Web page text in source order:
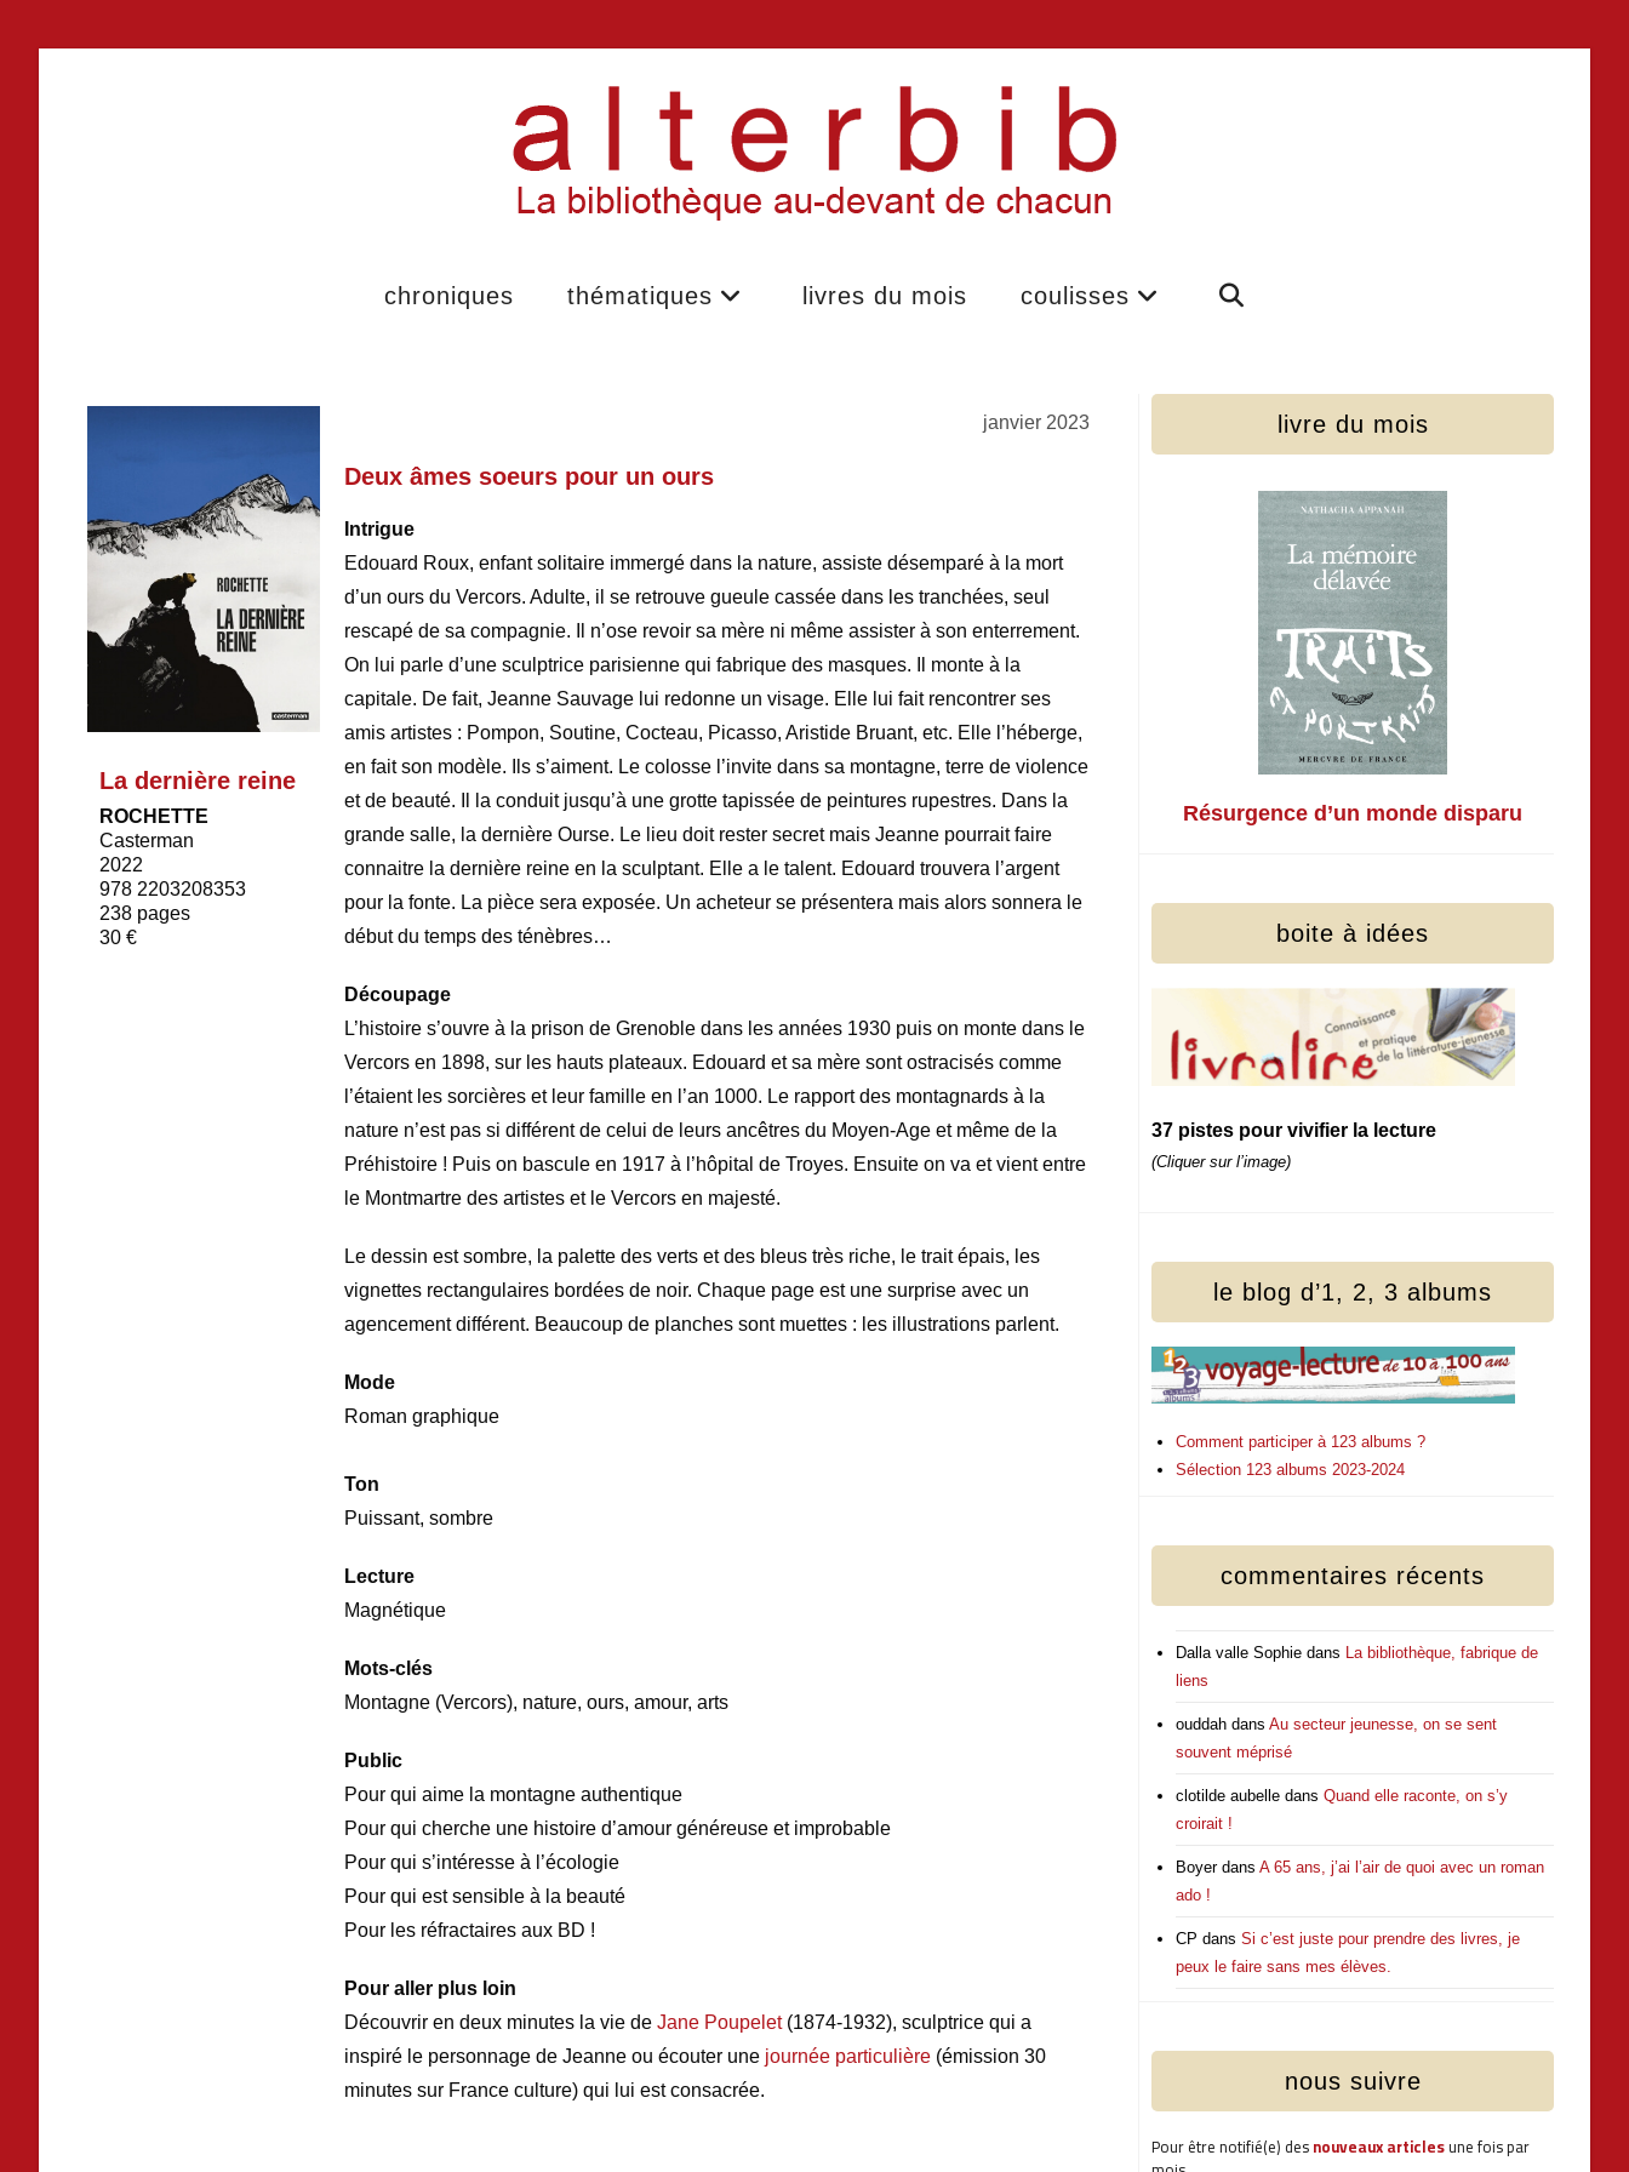
chroniques thématiques livres du mois coulisses
La dernière reine
ROCHETTE
Casterman
2022
978 2203208353
238 pages
30 €
janvier 2023
Deux âmes soeurs pour un ours
Intrigue
Edouard Roux, enfant solitaire immergé dans la nature, assiste désemparé à la mort
d’un ours du Vercors. Adulte, il se retrouve gueule cassée dans les tranchées, seul
rescapé de sa compagnie. Il n’ose revoir sa mère ni même assister à son enterrement.
On lui parle d’une sculptrice parisienne qui fabrique des masques. Il monte à la
capitale. De fait, Jeanne Sauvage lui redonne un visage. Elle lui fait rencontrer ses
amis artistes : Pompon, Soutine, Cocteau, Picasso, Aristide Bruant, etc. Elle l’héberge,
en fait son modèle. Ils s’aiment. Le colosse l’invite dans sa montagne, terre de violence
et de beauté. Il la conduit jusqu’à une grotte tapissée de peintures rupestres. Dans la
grande salle, la dernière Ourse. Le lieu doit rester secret mais Jeanne pourrait faire
connaitre la dernière reine en la sculptant. Elle a le talent. Edouard trouvera l’argent
pour la fonte. La pièce sera exposée. Un acheteur se présentera mais alors sonnera le
début du temps des ténèbres…
Découpage
L’histoire s’ouvre à la prison de Grenoble dans les années 1930 puis on monte dans le
Vercors en 1898, sur les hauts plateaux. Edouard et sa mère sont ostracisés comme
l’étaient les sorcières et leur famille en l’an 1000. Le rapport des montagnards à la
nature n’est pas si différent de celui de leurs ancêtres du Moyen-Age et même de la
Préhistoire ! Puis on bascule en 1917 à l’hôpital de Troyes. Ensuite on va et vient entre
le Montmartre des artistes et le Vercors en majesté.
Le dessin est sombre, la palette des verts et des bleus très riche, le trait épais, les
vignettes rectangulaires bordées de noir. Chaque page est une surprise avec un
agencement différent. Beaucoup de planches sont muettes : les illustrations parlent.
Mode
Roman graphique
Ton
Puissant, sombre
Lecture
Magnétique
Mots-clés
Montagne (Vercors), nature, ours, amour, arts
Public
Pour qui aime la montagne authentique
Pour qui cherche une histoire d’amour généreuse et improbable
Pour qui s’intéresse à l’écologie
Pour qui est sensible à la beauté
Pour les réfractaires aux BD !
Pour aller plus loin
Découvrir en deux minutes la vie de Jane Poupelet(1874-1932), sculptrice qui a
inspiré le personnage de Jeanne ou écouter une journée particulière(émission 30
minutes sur France culture) qui lui est consacrée.
livre du mois
Résurgence d’un monde disparu
boite à idées
37 pistes pour vivifier la lecture
(Cliquer sur l’image)
le blog d’1, 2, 3 albums
Comment participer à 123 albums ?
Sélection 123 albums 2023-2024
commentaires récents
Dalla valle Sophie dans La bibliothèque, fabrique de
liens
ouddah dansAu secteur jeunesse, on se sent
souvent méprisé
clotilde aubelle dansQuand elle raconte, on s’y
croirait !
BoyerdansA 65 ans, j’ai l’air de quoi avec un roman
ado !
CP dansSi c’est juste pour prendre des livres, je
peux le faire sans mes élèves.
nous suivre
Pour être notifié(e) desnouveaux articlesune fois par